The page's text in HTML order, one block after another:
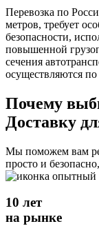
Перевозка по
метров, требует
безопасности,
повышенной
сечения
осуществляются
Почему
Доставку
Мы поможем вам
просто и
10 лет
на рынке